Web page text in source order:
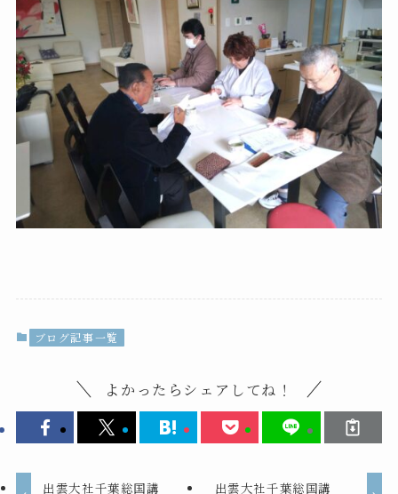
ブログ記事一覧
よかったらシェアしてね！
出雲大社千葉総国講
出雲大社千葉総国講